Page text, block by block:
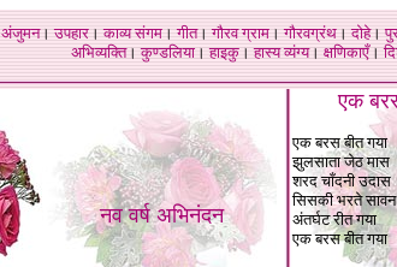
अंजुमन।उपहार।काव्य संगम।गीत।गौरव ग्राम।गौरवग्रंथ।दोहे।
अभिव्यक्ति।कुण्डलिया।हाइकु।हास्य व्यंग्य।क्षणिकाएँ।
नव वर्ष अभिनंदन
एक
एक बरस बीत गया
झुलसाता जेठ मास
शरद चाँदनी उदास
सिसकी भरते
अंतर्घट रीत गया
एक बरस बीत गया